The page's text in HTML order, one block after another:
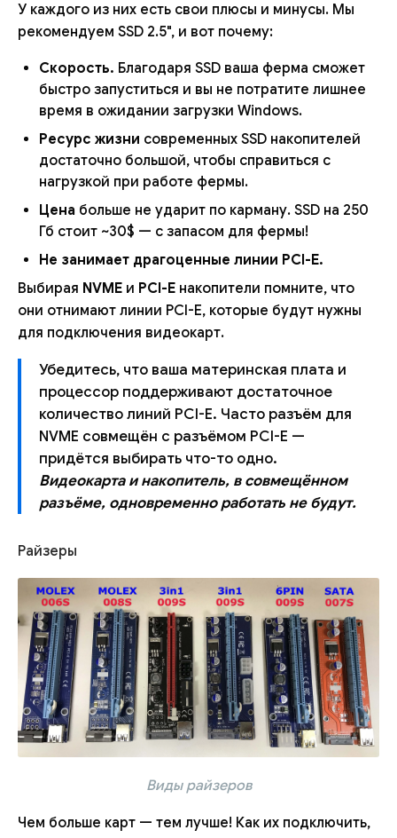
У каждого из них есть свои плюсы и минусы. Мы
рекомендуем SSD 2.5", и вот почему:
Скорость. Благодаря SSD ваша ферма сможет
быстро запуститься и вы не потратите лишнее
время в ожидании загрузки Windows.
Ресурс жизни современных SSD накопителей
достаточно большой, чтобы справиться с
нагрузкой при работе фермы.
Цена больше не ударит по карману. SSD на 250
Гб стоит ~30$ — с запасом для фермы!
Не занимает драгоценные линии PCI-E.
Выбирая NVME и PCI-E накопители помните, что
они отнимают линии PCI-E, которые будут нужны
для подключения видеокарт.
Убедитесь, что ваша материнская плата и
процессор поддерживают достаточное
количество линий PCI-E. Часто разъём для
NVME совмещён с разъёмом PCI-E —
придётся выбирать что-то одно.
Видеокарта и накопитель, в совмещённом
разъёме, одновременно работать не будут.
Райзеры
Виды райзеров
Чем больше карт — тем лучше! Как их подключить,